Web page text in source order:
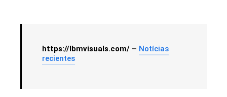
https://lbmvisuals.com/ – Notícias
recientes